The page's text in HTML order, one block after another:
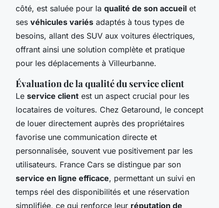
côté, est saluée pour la qualité de son accueil et
ses véhicules variés adaptés à tous types de
besoins, allant des SUV aux voitures électriques,
offrant ainsi une solution complète et pratique
pour les déplacements à Villeurbanne.
Évaluation de la qualité du service client
Le service client est un aspect crucial pour les
locataires de voitures. Chez Getaround, le concept
de louer directement auprès des propriétaires
favorise une communication directe et
personnalisée, souvent vue positivement par les
utilisateurs. France Cars se distingue par son
service en ligne efficace, permettant un suivi en
temps réel des disponibilités et une réservation
simplifiée, ce qui renforce leur réputation de